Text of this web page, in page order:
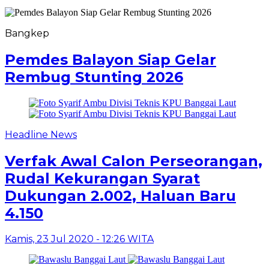
Bangkep
Pemdes Balayon Siap Gelar
Rembug Stunting 2026
Headline News
Verfak Awal Calon Perseorangan,
Rudal Kekurangan Syarat
Dukungan 2.002, Haluan Baru
4.150
Kamis, 23 Jul 2020 - 12:26 WITA